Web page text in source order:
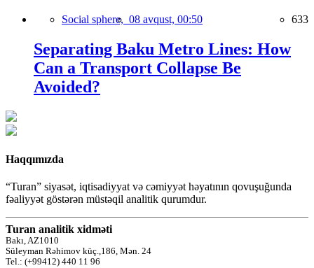
Social sphere, 08 avqust, 00:50 633
Separating Baku Metro Lines: How
Can a Transport Collapse Be
Avoided?
Haqqımızda
“Turan” siyasət, iqtisadiyyat və cəmiyyət həyatının qovuşuğunda
fəaliyyət göstərən müstəqil analitik qurumdur.
Turan analitik xidməti
Bakı, AZ1010
Süleyman Rəhimov küç.,186, Mən. 24
Tel.: (+99412) 440 11 96